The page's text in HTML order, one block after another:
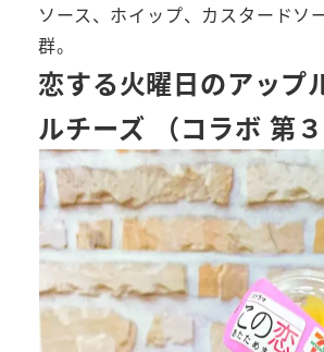
ソース、ホイップ、カスタードソ
群。
恋する火曜日のアップ
ルチーズ （コラボ 第３